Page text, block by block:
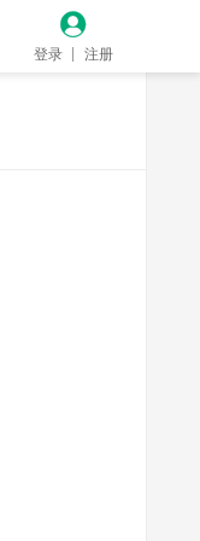

登录 注册